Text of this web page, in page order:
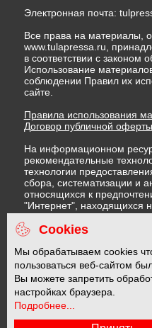
Электронная почта:
Все права на материалы,
www.tulapressa.ru,
в соответствии с законом
Использование
соблюдении Правил их
сайте.
Правила использования
Договор публичной оферты
На информационном
рекомендательные
технологии
сбора, систематизации и
относящихся к
"Интернет", находящихся
Федерации)
Правила применения
Политика в отношении
Политика обработки
16 +
Cookies
Мы обрабатываем cookies
пользоваться веб-сайтом
Вы можете запретить
настройках браузера.
Подробнее...